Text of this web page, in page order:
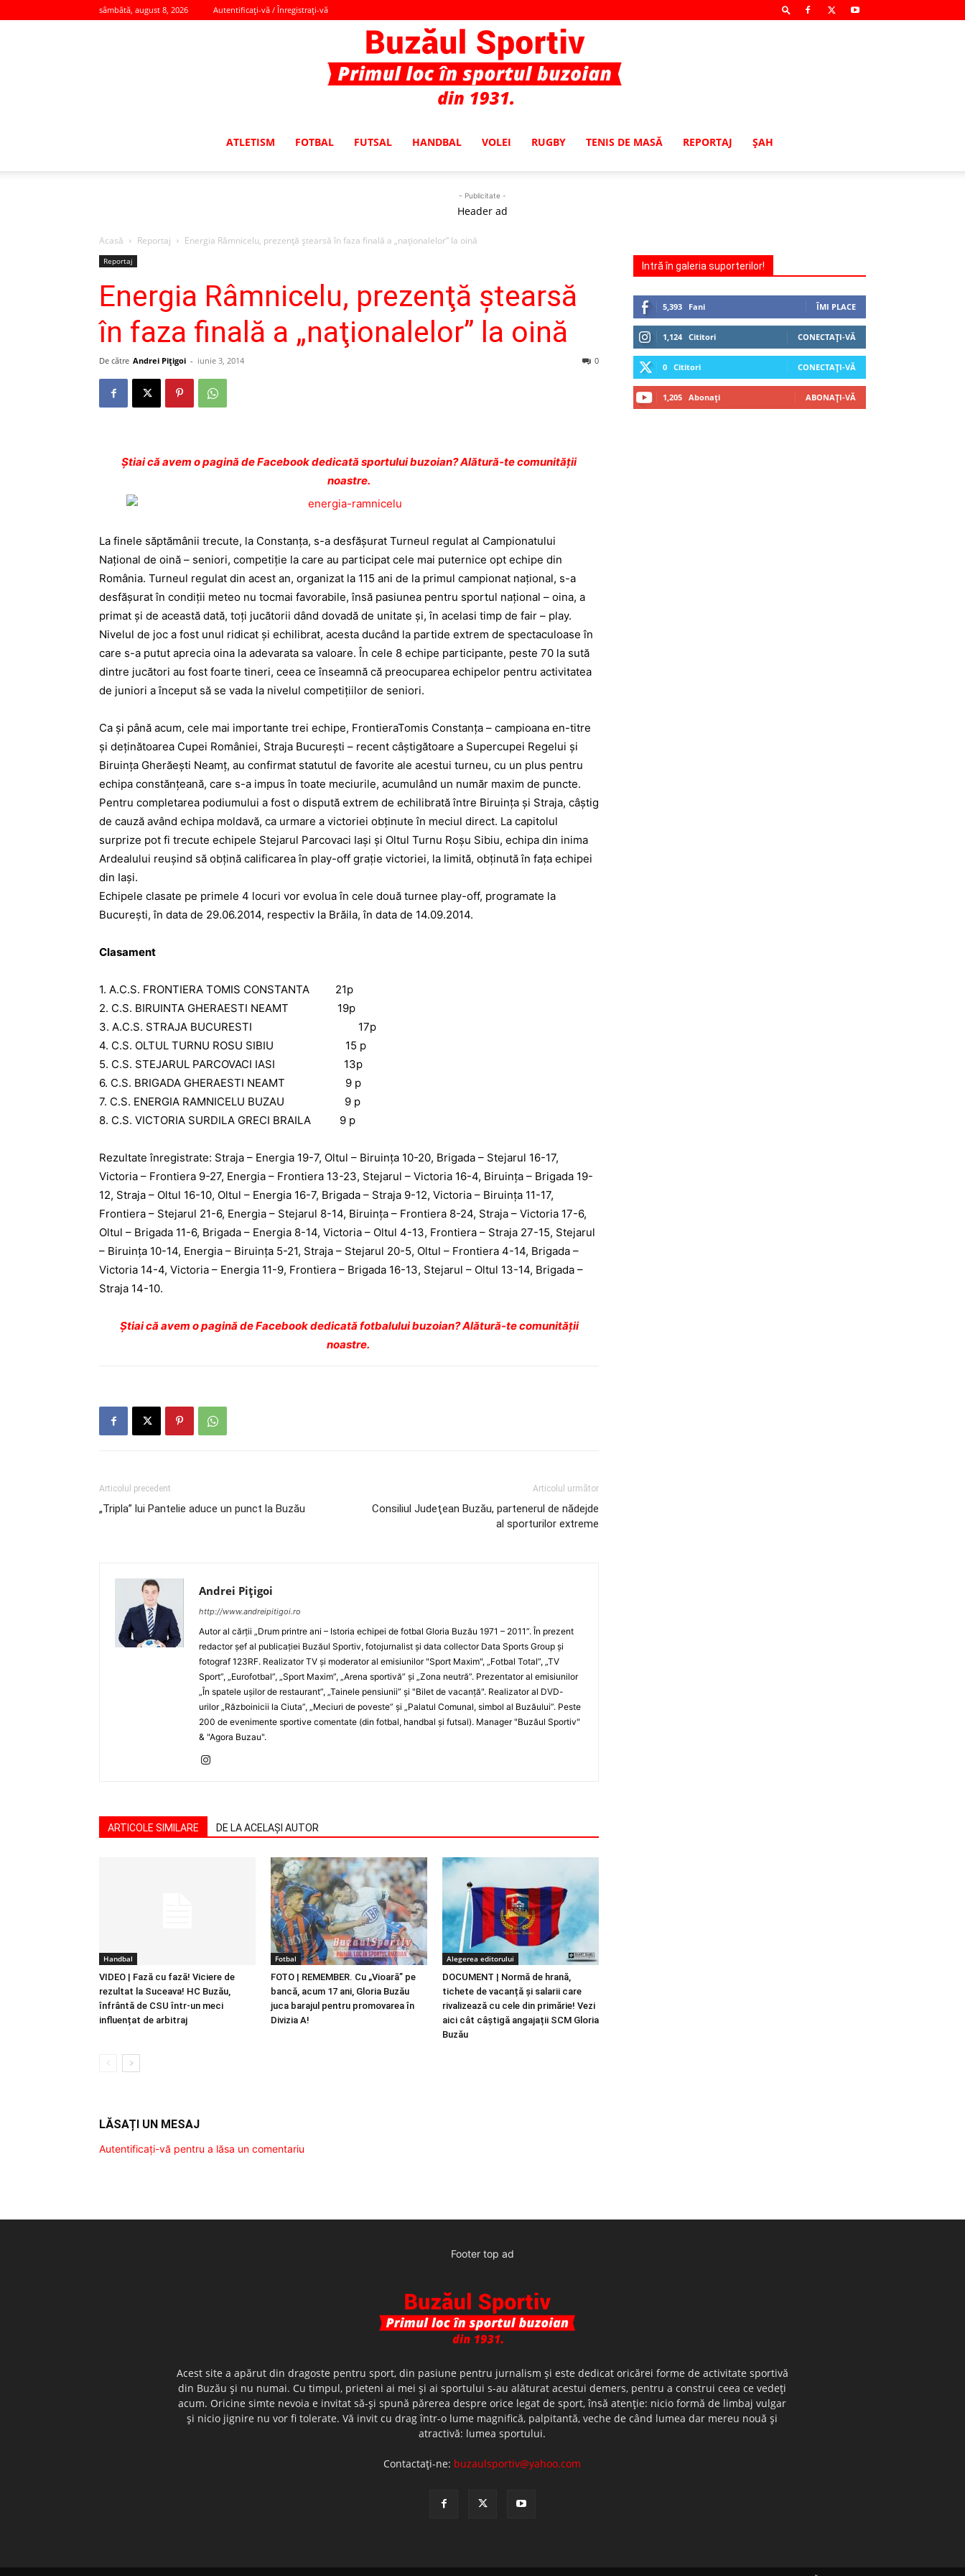
sâmbătă, august 8, 2026 Autentificați-vă / Înregistrați-vă
ATLETISM FOTBAL FUTSAL HANDBAL VOLEI RUGBY TENIS DE MASĂ REPORTAJ ŞAH
- Publicitate -
Header ad
Acasă Reportaj Energia Râmnicelu, prezenţă ştearsă în faza finală a „naţionalelor” la oină
Reportaj
Energia Râmnicelu, prezenţă ştearsă
în faza finală a „naţionalelor” la oină
De către Andrei Pițigoi - iunie 3, 2014 0
Ştiai că avem o pagină de Facebook dedicată sportului buzoian? Alătură-te comunității
noastre.
La finele săptămânii trecute, la Constanţa, s-a desfăşurat Turneul regulat al Campionatului
Naţional de oină – seniori, competiţie la care au participat cele mai puternice opt echipe din
România. Turneul regulat din acest an, organizat la 115 ani de la primul campionat naţional, s-a
desfăşurat în condiţii meteo nu tocmai favorabile, însă pasiunea pentru sportul naţional – oina, a
primat şi de această dată, toţi jucătorii dând dovadă de unitate şi, în acelasi timp de fair – play.
Nivelul de joc a fost unul ridicat şi echilibrat, acesta ducând la partide extrem de spectaculoase în
care s-a putut aprecia oina la adevarata sa valoare. În cele 8 echipe participante, peste 70 la sută
dintre jucători au fost foarte tineri, ceea ce înseamnă că preocuparea echipelor pentru activitatea
de juniori a început să se vada la nivelul competiţiilor de seniori.
Ca şi până acum, cele mai importante trei echipe, FrontieraTomis Constanţa – campioana en-titre
şi deţinătoarea Cupei României, Straja Bucureşti – recent câştigătoare a Supercupei Regelui şi
Biruinţa Gherăeşti Neamţ, au confirmat statutul de favorite ale acestui turneu, cu un plus pentru
echipa constănţeană, care s-a impus în toate meciurile, acumulând un număr maxim de puncte.
Pentru completarea podiumului a fost o dispută extrem de echilibrată între Biruinţa şi Straja, câştig
de cauză având echipa moldavă, ca urmare a victoriei obţinute în meciul direct. La capitolul
surprize pot fi trecute echipele Stejarul Parcovaci Iaşi şi Oltul Turnu Roşu Sibiu, echipa din inima
Ardealului reuşind să obţină calificarea în play-off graţie victoriei, la limită, obţinută în faţa echipei
din Iaşi.
Echipele clasate pe primele 4 locuri vor evolua în cele două turnee play-off, programate la
Bucureşti, în data de 29.06.2014, respectiv la Brăila, în data de 14.09.2014.
Clasament
1. A.C.S. FRONTIERA TOMIS CONSTANTA 21p
2. C.S. BIRUINTA GHERAESTI NEAMT 19p
3. A.C.S. STRAJA BUCURESTI 17p
4. C.S. OLTUL TURNU ROSU SIBIU 15 p
5. C.S. STEJARUL PARCOVACI IASI 13p
6. C.S. BRIGADA GHERAESTI NEAMT 9 p
7. C.S. ENERGIA RAMNICELU BUZAU 9 p
8. C.S. VICTORIA SURDILA GRECI BRAILA 9 p
Rezultate înregistrate: Straja – Energia 19-7, Oltul – Biruinţa 10-20, Brigada – Stejarul 16-17,
Victoria – Frontiera 9-27, Energia – Frontiera 13-23, Stejarul – Victoria 16-4, Biruinţa – Brigada 19-
12, Straja – Oltul 16-10, Oltul – Energia 16-7, Brigada – Straja 9-12, Victoria – Biruinţa 11-17,
Frontiera – Stejarul 21-6, Energia – Stejarul 8-14, Biruinţa – Frontiera 8-24, Straja – Victoria 17-6,
Oltul – Brigada 11-6, Brigada – Energia 8-14, Victoria – Oltul 4-13, Frontiera – Straja 27-15, Stejarul
– Biruinţa 10-14, Energia – Biruinţa 5-21, Straja – Stejarul 20-5, Oltul – Frontiera 4-14, Brigada –
Victoria 14-4, Victoria – Energia 11-9, Frontiera – Brigada 16-13, Stejarul – Oltul 13-14, Brigada –
Straja 14-10.
Ştiai că avem o pagină de Facebook dedicată fotbalului buzoian? Alătură-te comunității
noastre.
Articolul precedent
„Tripla” lui Pantelie aduce un punct la Buzău
Articolul următor
Consiliul Judeţean Buzău, partenerul de nădejde
al sporturilor extreme
Andrei Pițigoi
http://www.andreipitigoi.ro
Autor al cărţii „Drum printre ani – Istoria echipei de fotbal Gloria Buzău 1971 – 2011”. În prezent
redactor şef al publicaţiei Buzăul Sportiv, fotojurnalist şi data collector Data Sports Group şi
fotograf 123RF. Realizator TV şi moderator al emisiunilor "Sport Maxim", „Fotbal Total”, „TV
Sport”, „Eurofotbal”, „Sport Maxim”, „Arena sportivă” şi „Zona neutră”. Prezentator al emisiunilor
„În spatele uşilor de restaurant”, „Tainele pensiunii” şi "Bilet de vacanţă". Realizator al DVD-
urilor „Războinicii la Ciuta”, „Meciuri de poveste” şi „Palatul Comunal, simbol al Buzăului”. Peste
200 de evenimente sportive comentate (din fotbal, handbal şi futsal). Manager "Buzăul Sportiv"
& "Agora Buzau".
ARTICOLE SIMILARE DE LA ACELAȘI AUTOR
Handbal
VIDEO | Fază cu fază! Viciere de
rezultat la Suceava! HC Buzău,
înfrântă de CSU într-un meci
influențat de arbitraj
Fotbal
FOTO | REMEMBER. Cu „Vioară” pe
bancă, acum 17 ani, Gloria Buzău
juca barajul pentru promovarea în
Divizia A!
Alegerea editorului
DOCUMENT | Normă de hrană,
tichete de vacanță și salarii care
rivalizează cu cele din primărie! Vezi
aici cât câștigă angajații SCM Gloria
Buzău
LĂSAȚI UN MESAJ
Autentificați-vă pentru a lăsa un comentariu
Intră în galeria suporterilor!
5,393 Fani ÎMI PLACE
1,124 Cititori CONECTAȚI-VĂ
0 Cititori CONECTAȚI-VĂ
1,205 Abonați ABONAȚI-VĂ
Footer top ad
Acest site a apărut din dragoste pentru sport, din pasiune pentru jurnalism şi este dedicat oricărei forme de activitate sportivă
din Buzău şi nu numai. Cu timpul, prieteni ai mei şi ai sportului s-au alăturat acestui demers, pentru a construi ceea ce vedeţi
acum. Oricine simte nevoia e invitat să-şi spună părerea despre orice legat de sport, însă atenţie: nicio formă de limbaj vulgar
şi nicio jignire nu vor fi tolerate. Vă invit cu drag într-o lume magnifică, palpitantă, veche de când lumea dar mereu nouă şi
atractivă: lumea sportului.
Contactați-ne: buzaulsportiv@yahoo.com